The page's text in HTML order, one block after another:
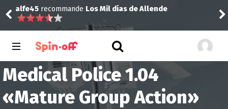
Los Mil días de Allende
alfe45 recommande
Medical Police 1.04
«Mature Group Action»